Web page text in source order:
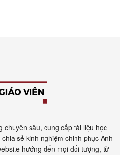
chuyên sâu, cung cấp tài liệu học
sẻ kinh nghiệm chinh phục Anh
hướng đến mọi đối tượng, từ